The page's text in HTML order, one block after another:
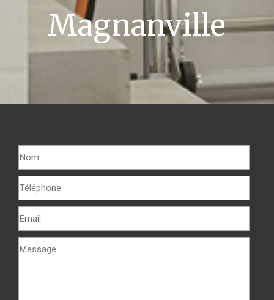
Magnanville